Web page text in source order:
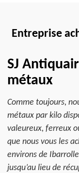
Entreprise
SJ
métaux
Comme toujours,
métaux par kilo
valeureux, ferreux
que nous vous les
environs de
jusqu’au lieu de